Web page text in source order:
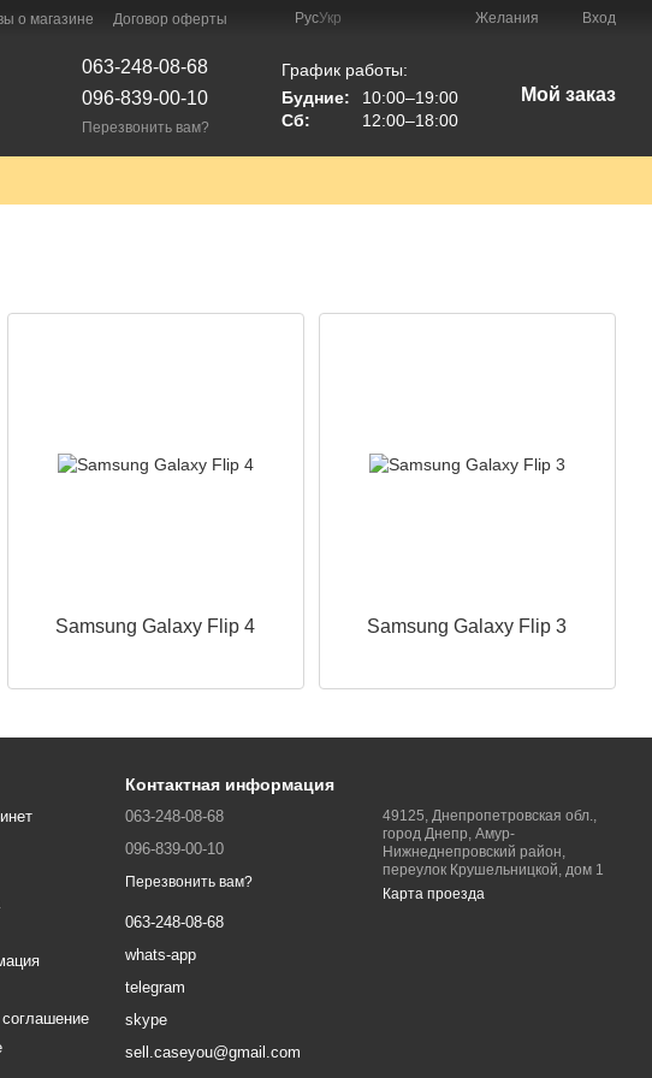
о магазине Договор оферты РусУкр Желания Вход
063-248-08-68
096-839-00-10
Перезвонить вам?
График работы:
Будние:
10:00–19:00
Сб:
12:00–18:00
Мой заказ
Samsung Galaxy Flip 4 Samsung Galaxy Flip 3
Контактная информация
063-248-08-68
096-839-00-10
Перезвонить вам?
063-248-08-68
whats-app
telegram
skype
sell.caseyou@gmail.com
49125, Днепропетровская обл.,
город Днепр, Амур-
Нижнеднепровский район,
переулок Крушельницкой, дом 1
Карта проезда